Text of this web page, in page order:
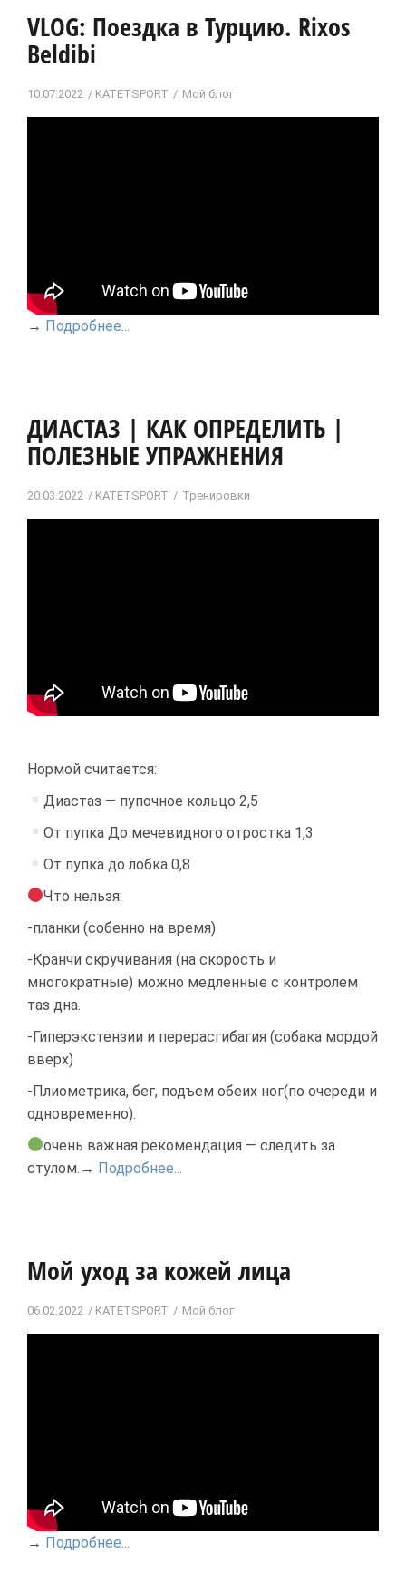
VLOG: Поездка в Турцию. Rixos
Beldibi
10.07.2022 KATETSPORT Мой блог
→ Подробнее...
ДИАСТАЗ | КАК ОПРЕДЕЛИТЬ |
ПОЛЕЗНЫЕ УПРАЖНЕНИЯ
20.03.2022 KATETSPORT Тренировки
Нормой считается:
Диастаз — пупочное кольцо 2,5
От пупка До мечевидного отростка 1,3
От пупка до лобка 0,8
Что нельзя:
-планки (собенно на время)
-Кранчи скручивания (на скорость и
многократные) можно медленные с контролем
таз дна.
-Гиперэкстензии и перерасгибагия (собака мордой
вверх)
-Плиометрика, бег, подъем обеих ног(по очереди и
одновременно).
очень важная рекомендация — следить за
стулом.→ Подробнее...
Мой уход за кожей лица
06.02.2022 KATETSPORT Мой блог
→ Подробнее...